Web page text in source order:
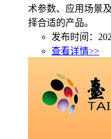
术参数、应用场景
择合适的产品。
发布时间：
查看详情>>